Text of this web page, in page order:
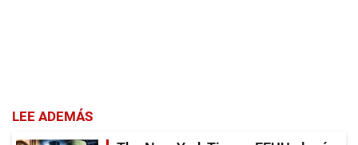
LEE ADEMÁS